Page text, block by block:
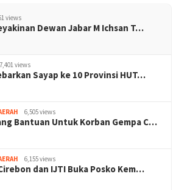
views
Dewan Jabar M Ichsan T…
7,401 views
Sayap ke 10 Provinsi HUT…
6,505 views
Bantuan Untuk Korban Gempa C…
6,155 views
dan IJTI Buka Posko Kem…